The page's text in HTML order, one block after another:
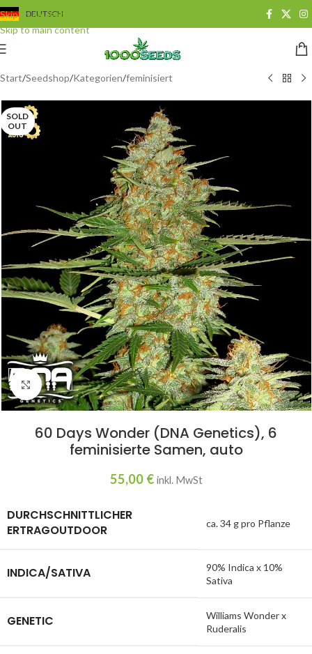
Skip to navigation
Skip to main content
DEUTSCH
Start/Seedshop/Kategorien/feminisiert
SOLD
OUT
Click to enlarge
60 Days Wonder (DNA Genetics), 6
feminisierte Samen, auto
55,00 € inkl. MwSt
DURCHSCHNITTLICHER
ERTRAGOUTDOOR
ca. 34 g pro Pflanze
INDICA/SATIVA
90% Indica x 10%
Sativa
GENETIC
Williams Wonder x
Ruderalis